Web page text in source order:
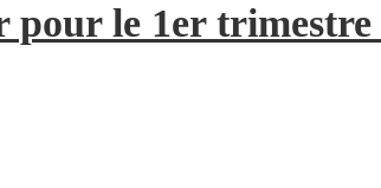
pour le 1er trimestre